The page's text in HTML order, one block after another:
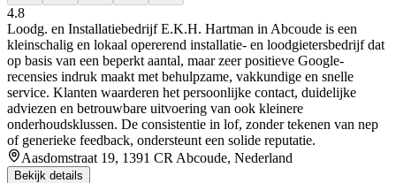
4.8
Loodg. en Installatiebedrijf E.K.H. Hartman in Abcoude is een
kleinschalig en lokaal opererend installatie- en loodgietersbedrijf dat
op basis van een beperkt aantal, maar zeer positieve Google-
recensies indruk maakt met behulpzame, vakkundige en snelle
service. Klanten waarderen het persoonlijke contact, duidelijke
adviezen en betrouwbare uitvoering van ook kleinere
onderhoudsklussen. De consistentie in lof, zonder tekenen van nep
of generieke feedback, ondersteunt een solide reputatie.
Aasdomstraat 19, 1391 CR Abcoude, Nederland
Bekijk details